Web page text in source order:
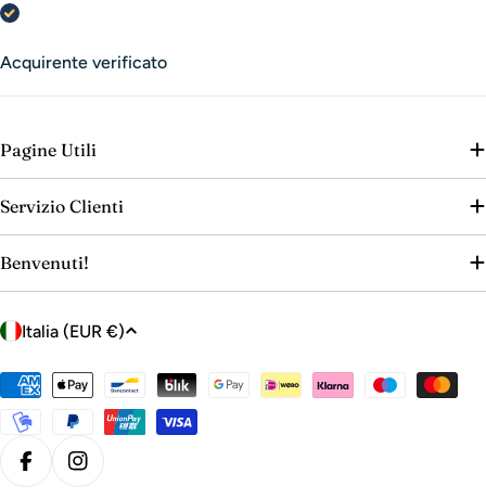
Acquirente verificato
Pagine Utili
Servizio Clienti
Benvenuti!
P
e
/
Italia (EUR €)
Metodi
di
pagamento
FacebookInstagram